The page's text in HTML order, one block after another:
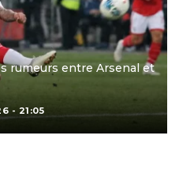
rumeurs entre Arsenal et
- 21:05